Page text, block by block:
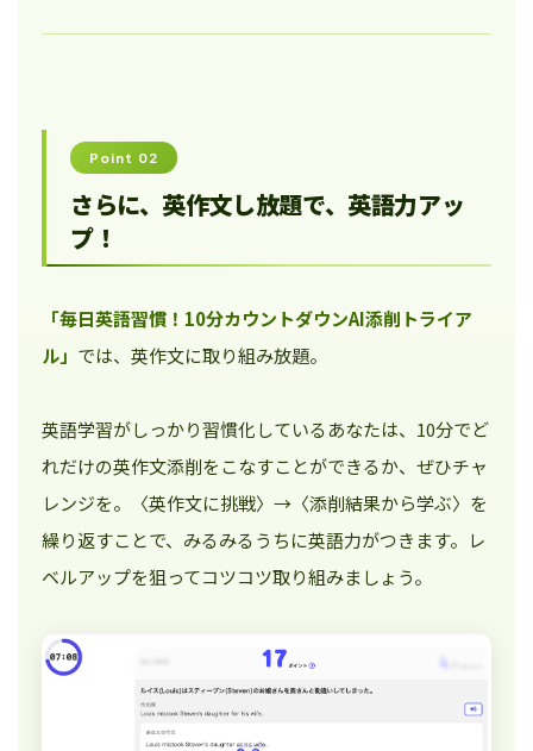
Point 02
さらに、英作文し放題で、英語力アッ
プ！
「毎日英語習慣！10分カウントダウンAI添削トライア
ル」 では、英作文に取り組み放題。
英語学習がしっかり習慣化しているあなたは、10分でど
れだけの英作文添削をこなすことができるか、ぜひチャ
レンジを。〈英作文に挑戦〉→〈添削結果から学ぶ〉を
繰り返すことで、みるみるうちに英語力がつきます。レ
ベルアップを狙ってコツコツ取り組みましょう。